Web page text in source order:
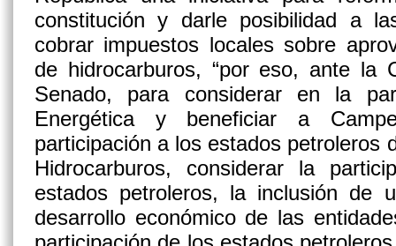
constitución y darle posibilidad a
cobrar impuestos locales sobre
de hidrocarburos, “por eso, ante la
Senado, para considerar en la
Energética y beneficiar a
participación a los estados petroleros
Hidrocarburos, considerar la
estados petroleros, la inclusión de
desarrollo económico de las